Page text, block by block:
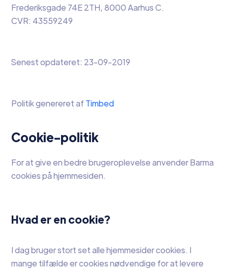
Frederiksgade 74E 2TH, 8000 Aarhus C.
CVR: 43559249
Senest opdateret: 23-09-2019
Politik genereret af Timbed
Cookie-politik
For at give en bedre brugeroplevelse anvender Barma
cookies på hjemmesiden.
Hvad er en cookie?
I dag bruger stort set alle hjemmesider cookies. I
mange tilfælde er cookies nødvendige for at levere